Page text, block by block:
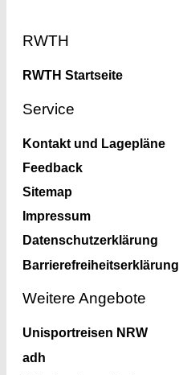
RWTH
RWTH Startseite
Service
Kontakt und Lagepläne
Feedback
Sitemap
Impressum
Datenschutzerklärung
Barrierefreiheitserklärung
Weitere Angebote
Unisportreisen NRW
adh